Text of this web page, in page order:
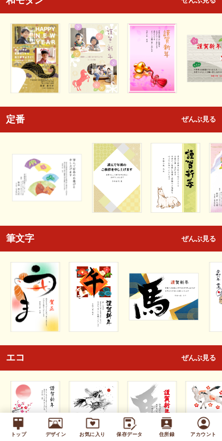
トップ デザイン お気に入り 保存データ 住所録 アカウント
定番 ぜんぶ見る
筆文字 ぜんぶ見る
エコ ぜんぶ見る